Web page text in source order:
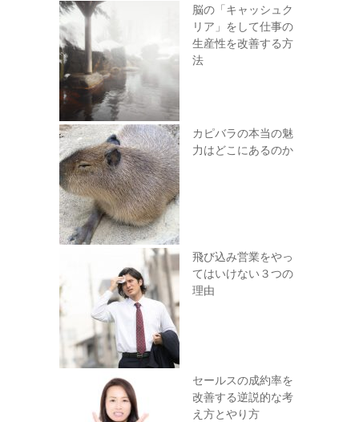
脳の「キャッシュク
リア」をして仕事の
生産性を改善する方
法
カピバラの本当の魅
力はどこにあるのか
飛び込み営業をやっ
てはいけない３つの
理由
セールスの成約率を
改善する逆説的な考
え方とやり方